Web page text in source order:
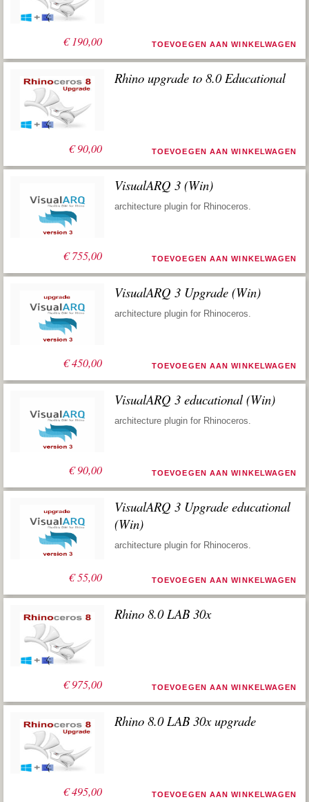
€190,00 TOEVOEGEN AAN WINKELWAGEN
€90,00
Rhino upgrade to 8.0 Educational
TOEVOEGEN AAN WINKELWAGEN
€755,00
VisualARQ 3 (Win)
architecture plugin for Rhinoceros.
TOEVOEGEN AAN WINKELWAGEN
€450,00
VisualARQ 3 Upgrade (Win)
architecture plugin for Rhinoceros.
TOEVOEGEN AAN WINKELWAGEN
€90,00
VisualARQ 3 educational (Win)
architecture plugin for Rhinoceros.
TOEVOEGEN AAN WINKELWAGEN
€55,00
VisualARQ 3 Upgrade educational
(Win)
architecture plugin for Rhinoceros.
TOEVOEGEN AAN WINKELWAGEN
€975,00
Rhino 8.0 LAB 30x
TOEVOEGEN AAN WINKELWAGEN
€495,00
Rhino 8.0 LAB 30x upgrade
TOEVOEGEN AAN WINKELWAGEN